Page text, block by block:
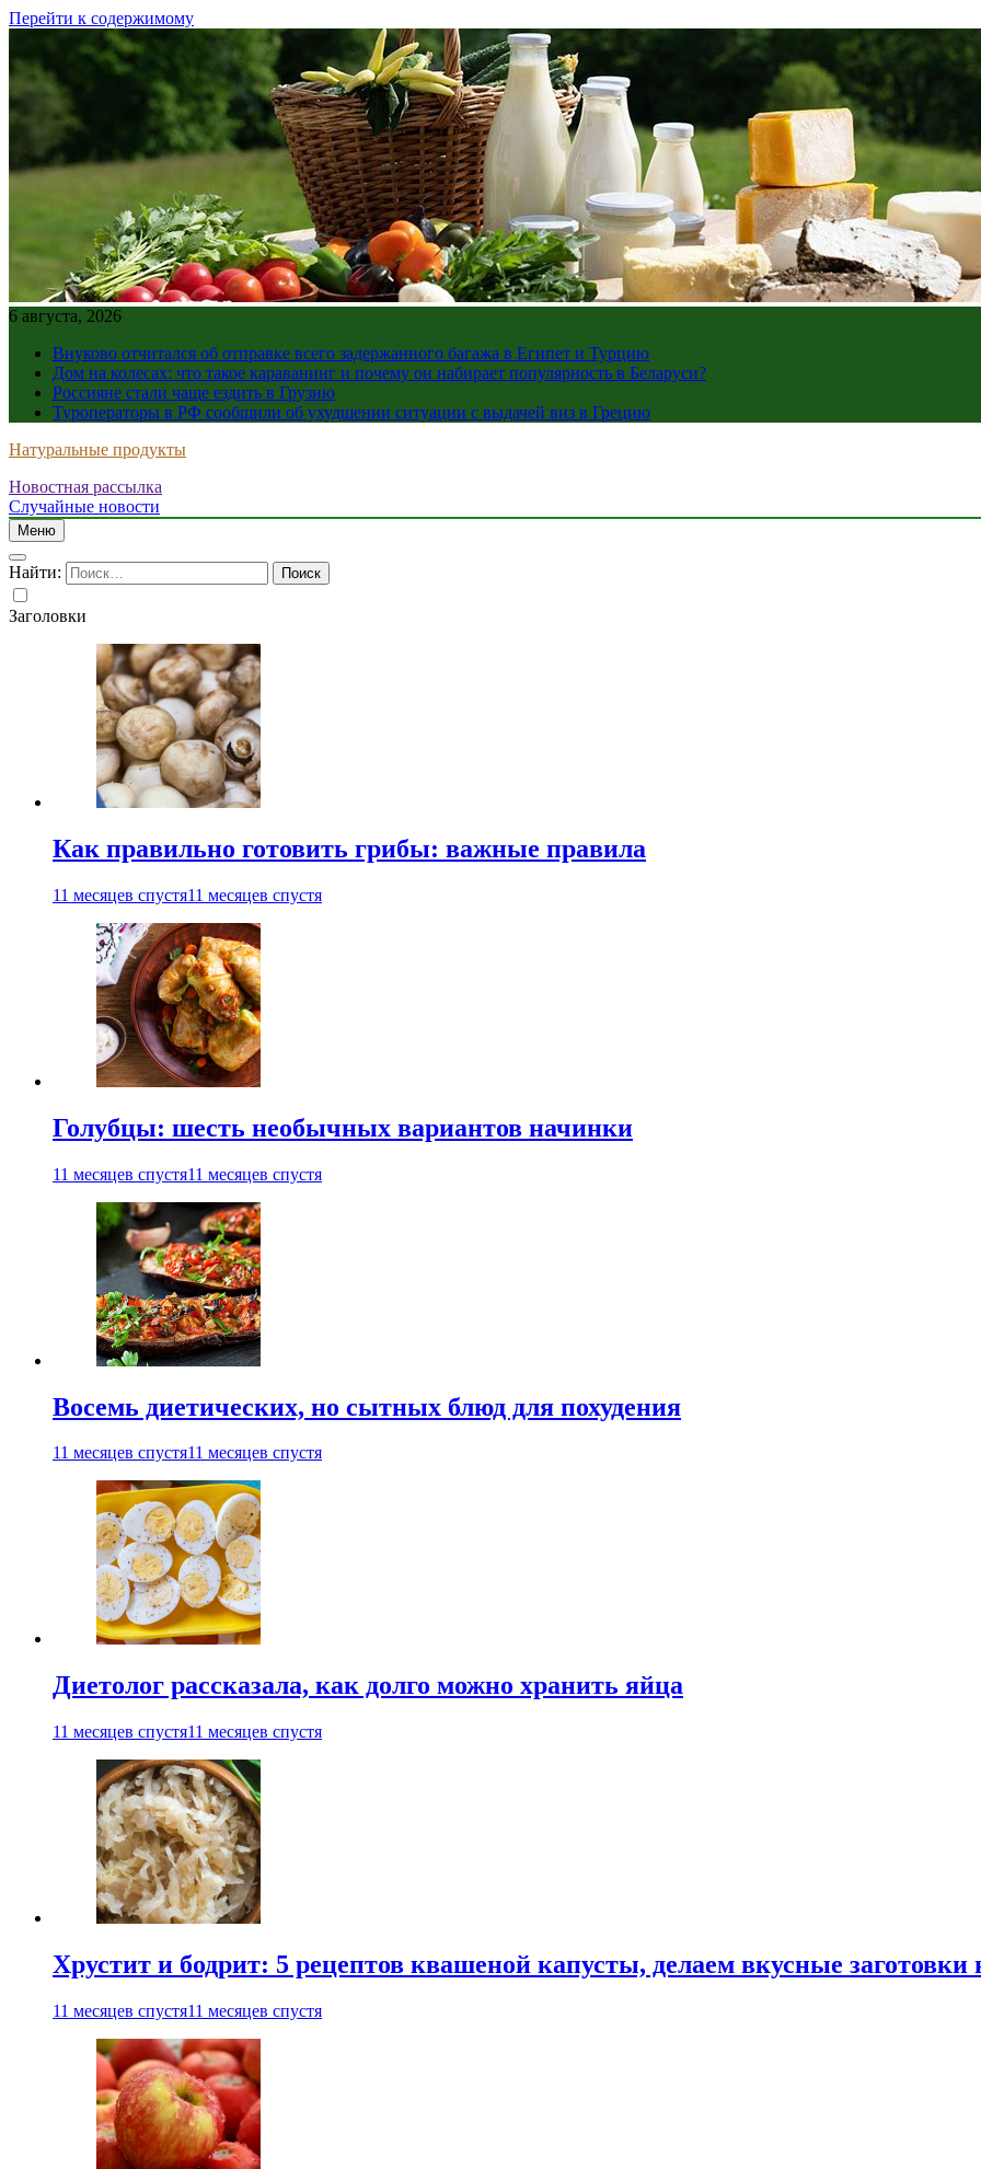
Перейти к содержимому
6 августа, 2026
Внуково отчитался об отправке всего задержанного багажа в Египет и Турцию
Дом на колесах: что такое караванинг и почему он набирает популярность в Беларуси?
Россияне стали чаще ездить в Грузию
Туроператоры в РФ сообщили об ухудшении ситуации с выдачей виз в Грецию
Натуральные продукты
Новостная рассылка
Случайные новости
Меню
Найти:
Заголовки
Как правильно готовить грибы: важные правила
11 месяцев спустя11 месяцев спустя
Голубцы: шесть необычных вариантов начинки
11 месяцев спустя11 месяцев спустя
Восемь диетических, но сытных блюд для похудения
11 месяцев спустя11 месяцев спустя
Диетолог рассказала, как долго можно хранить яйца
11 месяцев спустя11 месяцев спустя
Хрустит и бодрит: 5 рецептов квашеной капусты, делаем вкусные заготовки
11 месяцев спустя11 месяцев спустя